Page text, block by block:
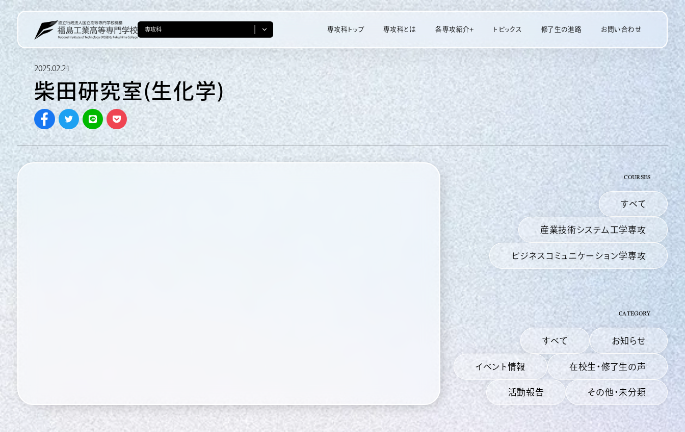
専攻科トップ 専攻科とは 各専攻紹介+
産業技術システム工学専攻
ビジネスコミュニケーション学専攻
トピックス 修了生の進路 お問い合わせ
2025.02.21
柴田研究室(生化学)
COURSES
すべて
産業技術システム工学専攻
ビジネスコミュニケーション学専攻
CATEGORY
すべて お知らせ
イベント情報 在校生・修了生の声
活動報告 その他・未分類